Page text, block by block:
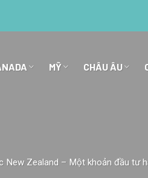
MỸ CHÂU ÂU
New Zealand – Một khoản đầu tư